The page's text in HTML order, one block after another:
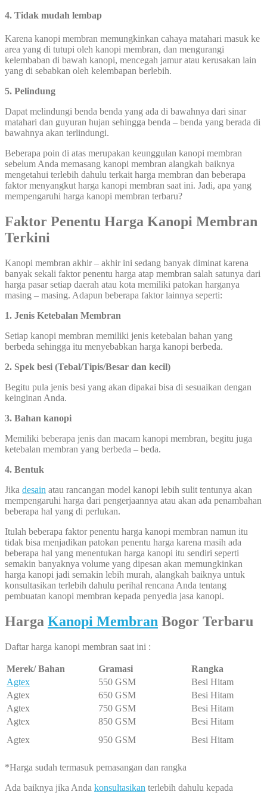
4. Tidak mudah lembap
Karena kanopi membran memungkinkan cahaya matahari masuk ke
area yang di tutupi oleh kanopi membran, dan mengurangi
kelembaban di bawah kanopi, mencegah jamur atau kerusakan lain
yang di sebabkan oleh kelembapan berlebih.
5. Pelindung
Dapat melindungi benda benda yang ada di bawahnya dari sinar
matahari dan guyuran hujan sehingga benda – benda yang berada di
bawahnya akan terlindungi.
Beberapa poin di atas merupakan keunggulan kanopi membran
sebelum Anda memasang kanopi membran alangkah baiknya
mengetahui terlebih dahulu terkait harga membran dan beberapa
faktor menyangkut harga kanopi membran saat ini. Jadi, apa yang
mempengaruhi harga kanopi membran terbaru?
Faktor Penentu Harga Kanopi Membran
Terkini
Kanopi membran akhir – akhir ini sedang banyak diminat karena
banyak sekali faktor penentu harga atap membran salah satunya dari
harga pasar setiap daerah atau kota memiliki patokan harganya
masing – masing. Adapun beberapa faktor lainnya seperti:
1. Jenis Ketebalan Membran
Setiap kanopi membran memiliki jenis ketebalan bahan yang
berbeda sehingga itu menyebabkan harga kanopi berbeda.
2. Spek besi (Tebal/Tipis/Besar dan kecil)
Begitu pula jenis besi yang akan dipakai bisa di sesuaikan dengan
keinginan Anda.
3. Bahan kanopi
Memiliki beberapa jenis dan macam kanopi membran, begitu juga
ketebalan membran yang berbeda – beda.
4. Bentuk
Jika desain atau rancangan model kanopi lebih sulit tentunya akan
mempengaruhi harga dari pengerjaannya atau akan ada penambahan
beberapa hal yang di perlukan.
Itulah beberapa faktor penentu harga kanopi membran namun itu
tidak bisa menjadikan patokan penentu harga karena masih ada
beberapa hal yang menentukan harga kanopi itu sendiri seperti
semakin banyaknya volume yang dipesan akan memungkinkan
harga kanopi jadi semakin lebih murah, alangkah baiknya untuk
konsultasikan terlebih dahulu perihal rencana Anda tentang
pembuatan kanopi membran kepada penyedia jasa kanopi.
Harga Kanopi Membran Bogor Terbaru
Daftar harga kanopi membran saat ini :
Merek/ Bahan Gramasi
Rangka
Agtex
550 GSM
Besi Hitam
Agtex
650 GSM
Besi Hitam
Agtex
750 GSM
Besi Hitam
Agtex
850 GSM
Besi Hitam
Agtex
950 GSM Besi Hitam
*Harga sudah termasuk pemasangan dan rangka
Ada baiknya jika Anda konsultasikan terlebih dahulu kepada